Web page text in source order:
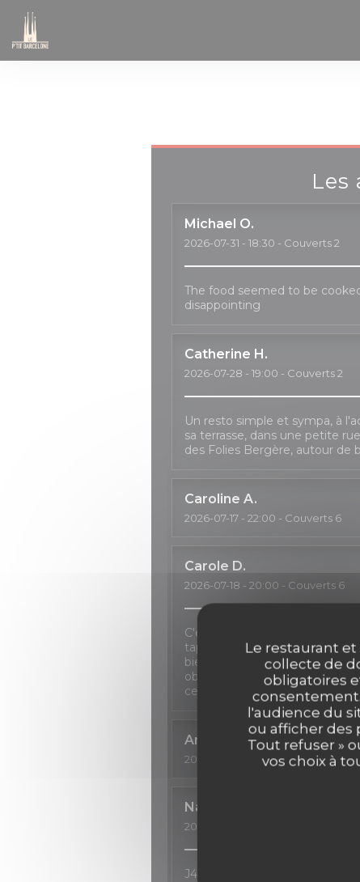
Le restaurant
collecte de
obligatoires
l'audience du
ou afficher des
Tout refuser »
vos choix à
Les
Michael O
2026-07-31 - 18:30 - Couverts 2
The food seemed to be
disappointing
Catherine H
2026-07-28 - 19:00 - Couverts 2
Un resto simple et sympa, à
sa terrasse, dans une petite
des Folies Bergère, autour de
Caroline A
2026-07-17 - 22:00 - Couverts 6
Carole D
2026-07-18 - 20:00 - Couverts 6
C'est toujours un plaisir de
tapas, un verre de sangria à
bienveillance en cas de
obligé à décaler le dîner à
certaines formules n'étant
Anne
2026-07-11 - 18:30 - Couverts 3
Natalia
2026-07-04
J4ai passé un très bon